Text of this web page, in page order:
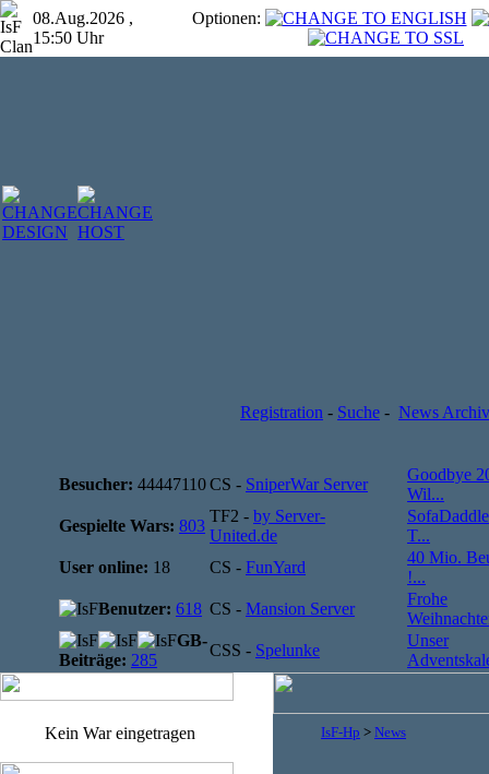
08.Aug.2026 ,
15:50 Uhr
Optionen:
Registration - Suche - News Archiv
Besucher: 44447110CS - SniperWar Server
Goodbye
Wil...
Gespielte Wars: 803
TF2 - by Server-
United.de
T...
User online: 18 CS - FunYard
40 Mio.
!...
Benutzer: 618 CS - Mansion Server
Frohe
GB-
Beiträge: 285
CSS - Spelunke
Unser
Kein War eingetragen IsF-Hp > News